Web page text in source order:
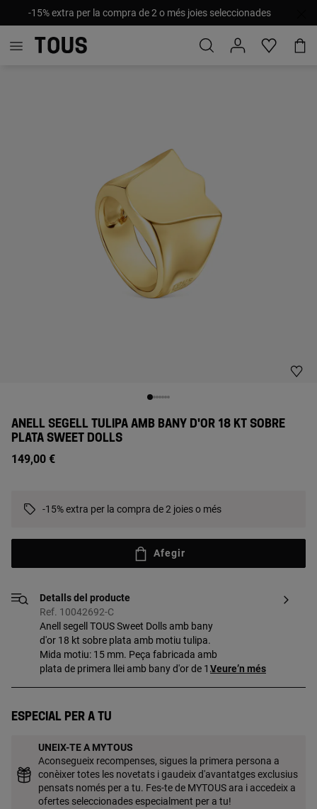
-15% extra per la compra de 2 o més joies seleccionades
ANELL SEGELL TULIPA AMB BANY D'OR 18 KT SOBRE
PLATA SWEET DOLLS
149,00 €
-15% extra per la compra de 2 joies o més
Afegir
Detalls del producte
Ref. 10042692-C
Anell segell TOUS Sweet Dolls amb bany
d'or 18 kt sobre plata amb motiu tulipa.
Mida motiu: 15 mm. Peça fabricada amb
plata de primera llei amb bany d'or de 18
de la joia.
Veure’n més
Especial per a tu
UNEIX-TE A MYTOUS
Aconsegueix recompenses, sigues la primera persona a
conèixer totes les novetats i gaudeix d'avantatges exclusius
pensats només per a tu. Fes-te de MYTOUS ara i accedeix a
ofertes seleccionades especialment per a tu!